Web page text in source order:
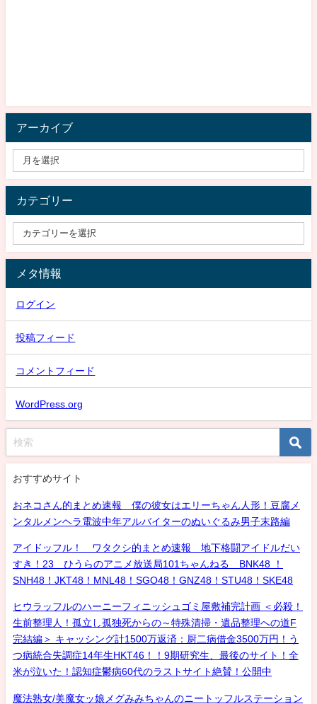
アーカイブ
カテゴリー
メタ情報
ログイン
投稿フィード
コメントフィード
WordPress.org
おすすめサイト
おネコさん的まとめ速報 僕の彼女はエリーちゃん人形！豆腐メ
ンタルメンヘラ電波中年アルバイターのぬいぐるみ男子末路編
アイドッフル！ ワタクシ的まとめ速報 地下格闘アイドルだい
すき！23 ひうらのアニメ放送局101ちゃんねる BNK48 ！
SNH48！JKT48！MNL48！SGO48！GNZ48！STU48！SKE48
ヒウラッフルのハーニーフィニッシュゴミ屋敷補完計画 ＜必殺！
生前整理人！孤立し孤独死からの～特殊清掃・遺品整理への道F
完結編＞ キャッシング計1500万返済：厨二病借金3500万円！う
つ病統合失調症14年生HKT46！！9期研究生、最後のサイト！全
米が泣いた！認知症鬱病60代のラストサイト絶賛！公開中
魔法熟女/美魔女ッ娘メグみみちゃんのニートッフルステーション